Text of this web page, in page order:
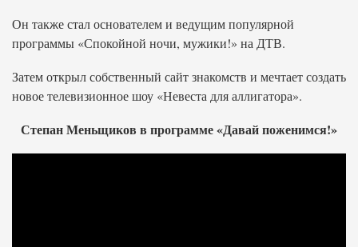
Он также стал основателем и ведущим популярной
программы «Спокойной ночи, мужики!» на ДТВ.
Затем открыл собственный сайт знакомств и мечтает создать
новое телевизионное шоу «Невеста для аллигатора».
Степан Меньщиков в программе «Давай поженимся!»